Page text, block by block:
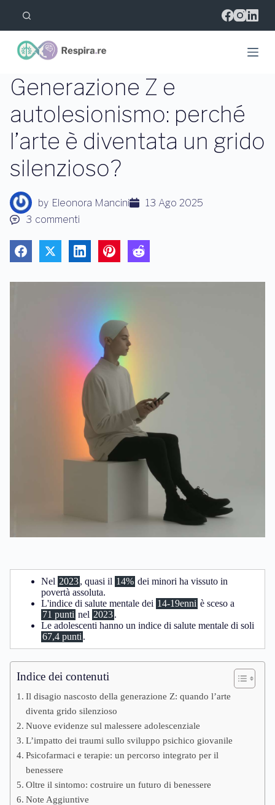
l
l
c
n
t
e
t
o
Generazione Z e
autolesionismo: perché
l’arte è diventata un grido
silenzioso?
by Eleonora Mancini
13 Ago 2025
3 commenti
Nel 2023, quasi il 14% dei minori ha vissuto in
povertà assoluta.
L'indice di salute mentale dei 14-19enni è sceso a
71 punti nel 2023.
Le adolescenti hanno un indice di salute mentale di soli
67,4 punti .
Indice dei contenuti
Il disagio nascosto della generazione Z: quando l’arte
diventa grido silenzioso
Nuove evidenze sul malessere adolescenziale
L’impatto dei traumi sullo sviluppo psichico giovanile
Psicofarmaci e terapie: un percorso integrato per il
benessere
Oltre il sintomo: costruire un futuro di benessere
Note Aggiuntive